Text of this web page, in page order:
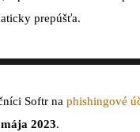
prepúšťa.
Softr na phishingové
2023.